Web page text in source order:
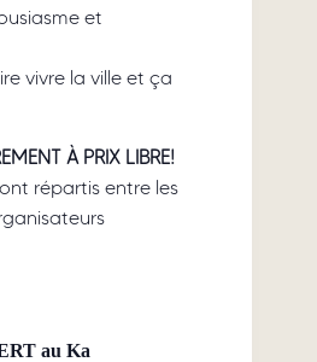
et
vivre la ville et ça
À PRIX LIBRE!
répartis entre les
au Ka